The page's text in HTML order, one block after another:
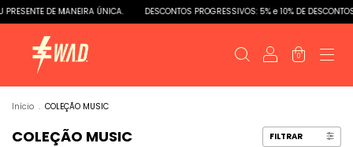
DE MANEIRA ÚNICA. DESCONTOS PROGRESSIVOS: 5% e 10% DE DESCONTOS
0
Início . COLEÇÃO MUSIC
COLEÇÃO MUSIC FILTRAR